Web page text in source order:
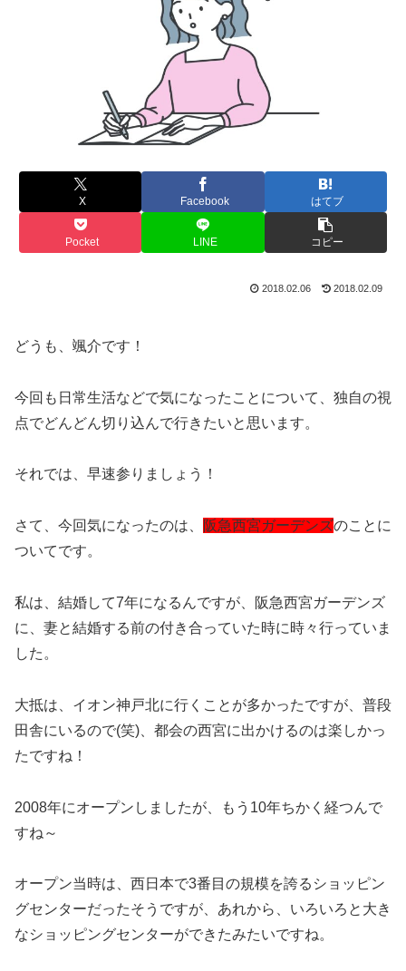
X Facebook はてブ
Pocket LINE コピー
2018.02.06 2018.02.09
どうも、颯介です！
今回も日常生活などで気になったことについて、独自の視
点でどんどん切り込んで行きたいと思います。
それでは、早速参りましょう！
さて、今回気になったのは、 阪急西宮ガーデンズのことに
ついてです。
私は、結婚して7年になるんですが、阪急西宮ガーデンズ
に、妻と結婚する前の付き合っていた時に時々行っていま
した。
大抵は、イオン神戸北に行くことが多かったですが、普段
田舎にいるので(笑)、都会の西宮に出かけるのは楽しかっ
たですね！
2008年にオープンしましたが、もう10年ちかく経つんで
すね～
オープン当時は、西日本で3番目の規模を誇るショッピン
グセンターだったそうですが、あれから、いろいろと大き
なショッピングセンターができたみたいですね。